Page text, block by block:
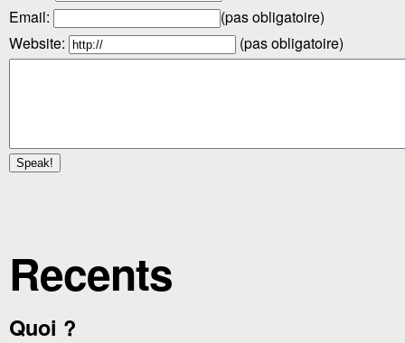
Email:
(pas obligatoire)
Website:
(pas obligatoire)
Recents
Quoi ?